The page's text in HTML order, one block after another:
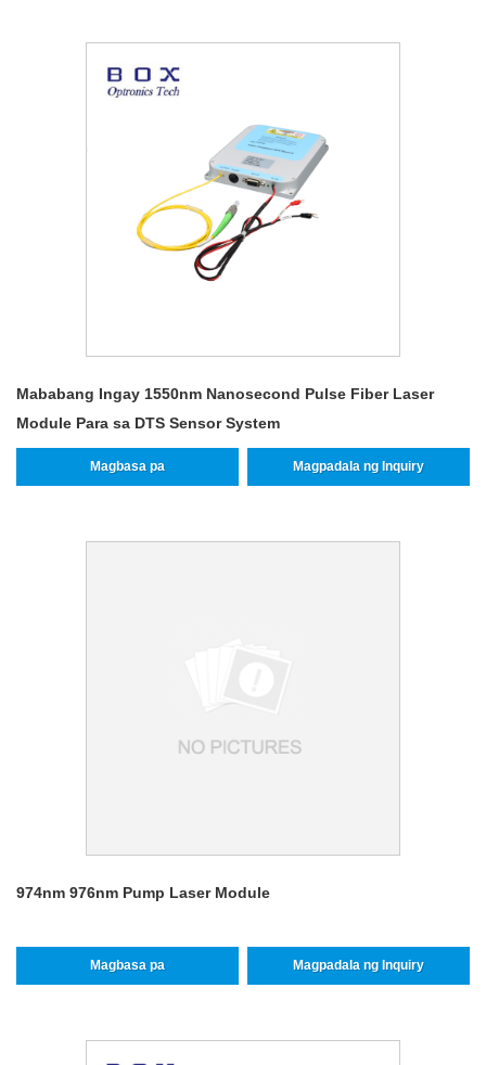
Mababang Ingay 1550nm Nanosecond Pulse Fiber Laser
Module Para sa DTS Sensor System
Magbasa pa Magpadala ng Inquiry
974nm 976nm Pump Laser Module
Magbasa pa Magpadala ng Inquiry